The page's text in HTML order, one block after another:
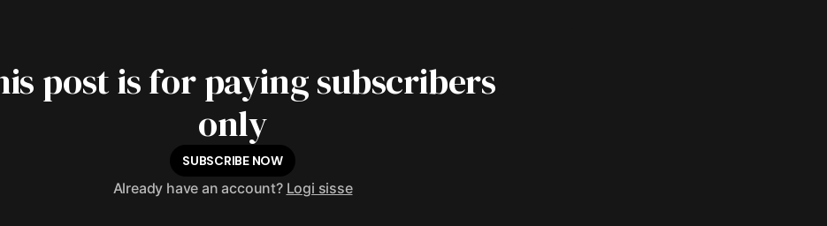
post is for paying subscribers
only
SUBSCRIBE NOW
Already have an account? Logi sisse